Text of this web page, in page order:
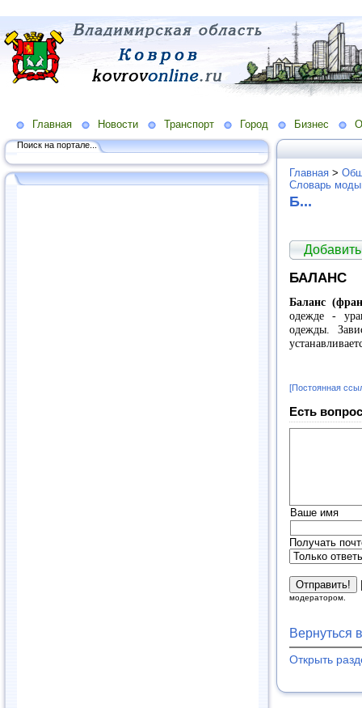
Главная Новости Транспорт Город Бизнес
Поиск на портале...
Главная >
Словарь
Б...
БАЛАНС
Баланс
одежде -
одежды.
[Постоянная
Есть
Ваше имя
Получать
модератором.
Вернуться
Открыть